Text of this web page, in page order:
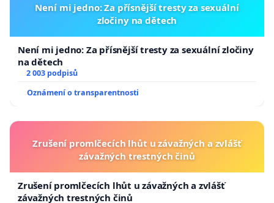
Není mi jedno: Za přísnější tresty za sexuální
zločiny na dětech
Není mi jedno: Za přísnější tresty za sexuální zločiny
na dětech
2 003 podpisů
Oznámení o transparentnosti
Zrušení promlčecích lhůt u závažných a zvlášť
závažných trestných činů
Zrušení promlčecích lhůt u závažných a zvlášť
závažných trestných činů